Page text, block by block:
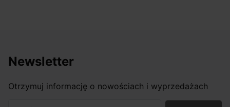
Newsletter
Otrzymuj informację o nowościach i wyprzedażach